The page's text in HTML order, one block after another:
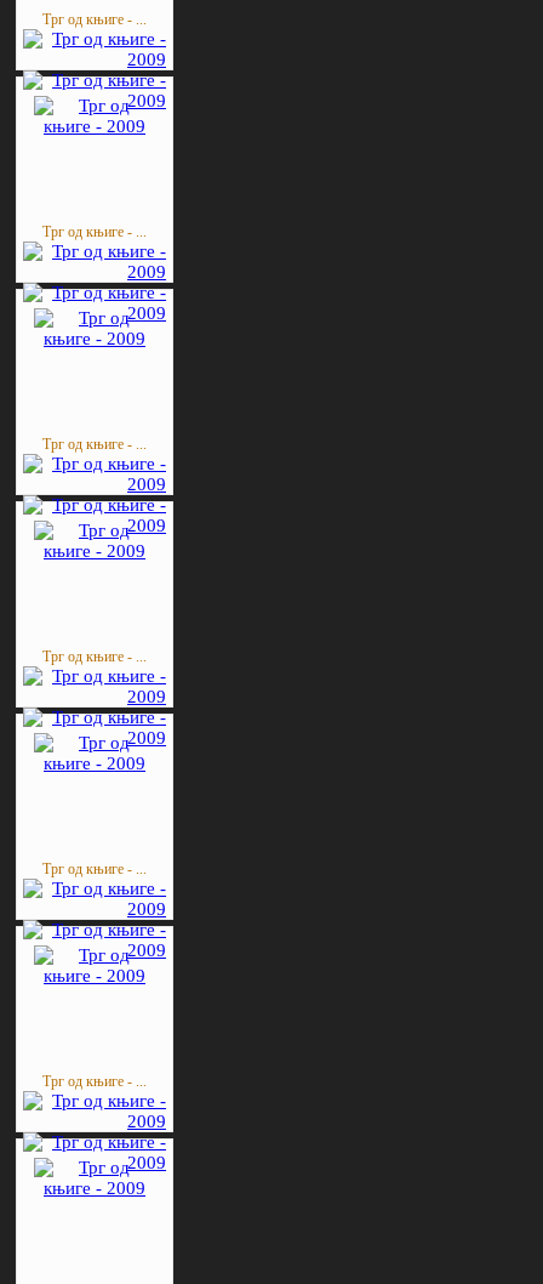
Трг од књиге - ...
Трг од књиге - ...
Трг од књиге - ...
Трг од књиге - ...
Трг од књиге - ...
Трг од књиге - ...